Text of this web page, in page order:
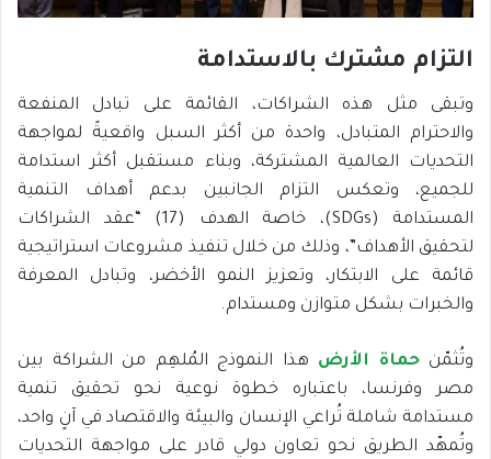
التزام مشترك بالاستدامة
وتبقى مثل هذه الشراكات، القائمة على تبادل المنفعة
والاحترام المتبادل، واحدة من أكثر السبل واقعيةً لمواجهة
التحديات العالمية المشتركة، وبناء مستقبل أكثر استدامة
للجميع، وتعكس التزام الجانبين بدعم أهداف التنمية
المستدامة (SDGs)، خاصة الهدف (17) “عقد الشراكات
لتحقيق الأهداف”، وذلك من خلال تنفيذ مشروعات استراتيجية
قائمة على الابتكار، وتعزيز النمو الأخضر، وتبادل المعرفة
والخبرات بشكل متوازن ومستدام.
وتُثمّنحماة الأرض هذا النموذج المُلهِم من الشراكة بين
مصر وفرنسا، باعتباره خطوة نوعية نحو تحقيق تنمية
مستدامة شاملة تُراعي الإنسان والبيئة والاقتصاد في آنٍ واحد،
وتُمهّد الطريق نحو تعاون دولي قادر على مواجهة التحديات